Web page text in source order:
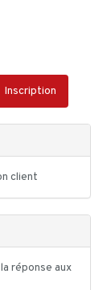
Inscription
client
réponse aux